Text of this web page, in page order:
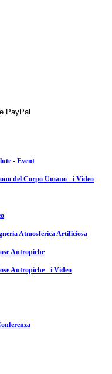
- Event
del Corpo Umano - i Video
Atmosferica Artificiosa
Antropiche
Antropiche - i Video